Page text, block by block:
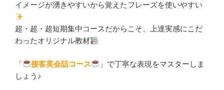
イメージが湧きやすいから覚えたフレーズを使いやすい
超・超・超短期集中コースだからこそ、上達実感にこだ
わったオリジナル教材
「 接客英会話コース
」で丁寧な表現をマスターしま
しょう♪